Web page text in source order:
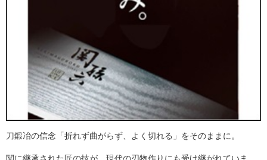
刀鍛冶の信念「折れず曲がらず、よく切れる」をそのままに。
関に継承された匠の技が、現代の刃物作りにも受け継がれていま